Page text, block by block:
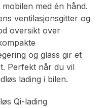
med én hånd.
ventilasjonsgitter og
oversikt over
og glass gir et
Perfekt når du vil
lading i bilen.
Qi-lading